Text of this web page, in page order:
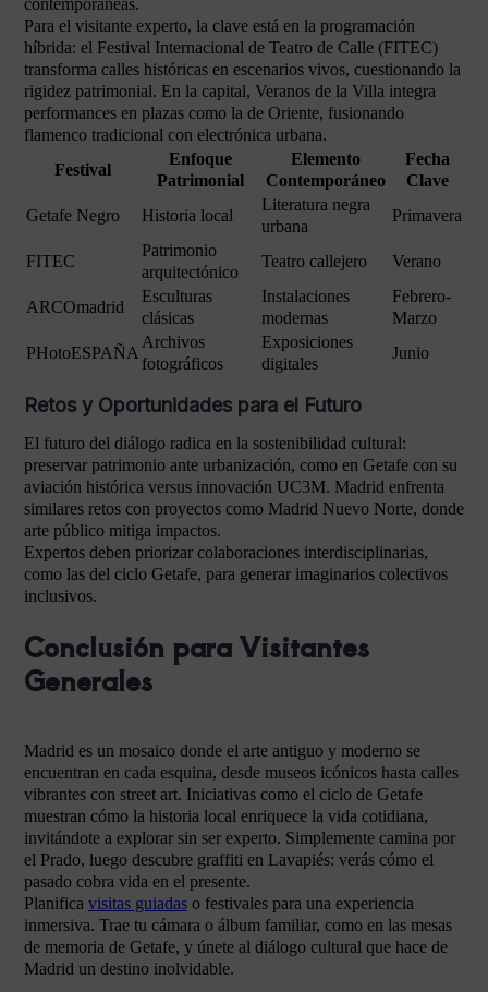
contemporáneas.
Para el visitante experto, la clave está en la programación
híbrida: el Festival Internacional de Teatro de Calle (FITEC)
transforma calles históricas en escenarios vivos, cuestionando la
rigidez patrimonial. En la capital, Veranos de la Villa integra
performances en plazas como la de Oriente, fusionando
flamenco tradicional con electrónica urbana.
Festival
Enfoque
Patrimonial
Elemento
Contemporáneo
Fecha
Clave
Getafe Negro
Historia local
Literatura negra
urbana
Primavera
FITEC
Patrimonio
arquitectónico
Teatro callejero Verano
ARCOmadrid
Esculturas
clásicas
Instalaciones
modernas
Febrero-
Marzo
PHotoESPAÑA
Archivos
fotográficos
Exposiciones
digitales
Junio
Retos y Oportunidades para el Futuro
El futuro del diálogo radica en la sostenibilidad cultural:
preservar patrimonio ante urbanización, como en Getafe con su
aviación histórica versus innovación UC3M. Madrid enfrenta
similares retos con proyectos como Madrid Nuevo Norte, donde
arte público mitiga impactos.
Expertos deben priorizar colaboraciones interdisciplinarias,
como las del ciclo Getafe, para generar imaginarios colectivos
inclusivos.
Conclusión para Visitantes
Generales
Madrid es un mosaico donde el arte antiguo y moderno se
encuentran en cada esquina, desde museos icónicos hasta calles
vibrantes con street art. Iniciativas como el ciclo de Getafe
muestran cómo la historia local enriquece la vida cotidiana,
invitándote a explorar sin ser experto. Simplemente camina por
el Prado, luego descubre graffiti en Lavapiés: verás cómo el
pasado cobra vida en el presente.
Planifica visitas guiadas o festivales para una experiencia
inmersiva. Trae tu cámara o álbum familiar, como en las mesas
de memoria de Getafe, y únete al diálogo cultural que hace de
Madrid un destino inolvidable.